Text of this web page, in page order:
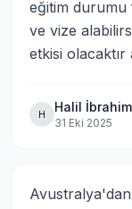
eğitim
ve vize
etkisi
H Halil İbrahim
31 Eki 2025